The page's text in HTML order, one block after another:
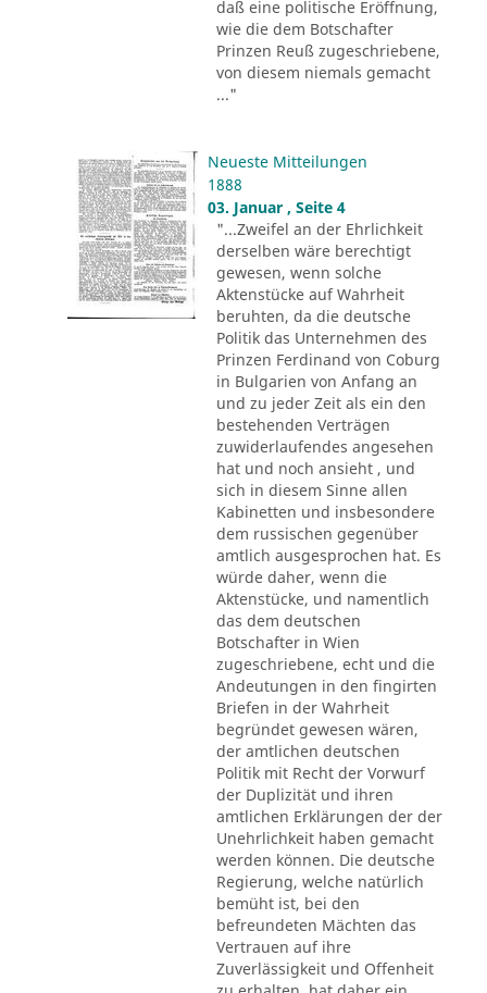
daß eine politische Eröffnung,
wie die dem Botschafter
Prinzen Reuß zugeschriebene,
von diesem niemals gemacht
..."
Neueste Mitteilungen
1888
03. Januar , Seite 4
"...Zweifel an der Ehrlichkeit
derselben wäre berechtigt
gewesen, wenn solche
Aktenstücke auf Wahrheit
beruhten, da die deutsche
Politik das Unternehmen des
Prinzen Ferdinand von Coburg
in Bulgarien von Anfang an
und zu jeder Zeit als ein den
bestehenden Verträgen
zuwiderlaufendes angesehen
hat und noch ansieht , und
sich in diesem Sinne allen
Kabinetten und insbesondere
dem russischen gegenüber
amtlich ausgesprochen hat. Es
würde daher, wenn die
Aktenstücke, und namentlich
das dem deutschen
Botschafter in Wien
zugeschriebene, echt und die
Andeutungen in den fingirten
Briefen in der Wahrheit
begründet gewesen wären,
der amtlichen deutschen
Politik mit Recht der Vorwurf
der Duplizität und ihren
amtlichen Erklärungen der der
Unehrlichkeit haben gemacht
werden können. Die deutsche
Regierung, welche natürlich
bemüht ist, bei den
befreundeten Mächten das
Vertrauen auf ihre
Zuverlässigkeit und Offenheit